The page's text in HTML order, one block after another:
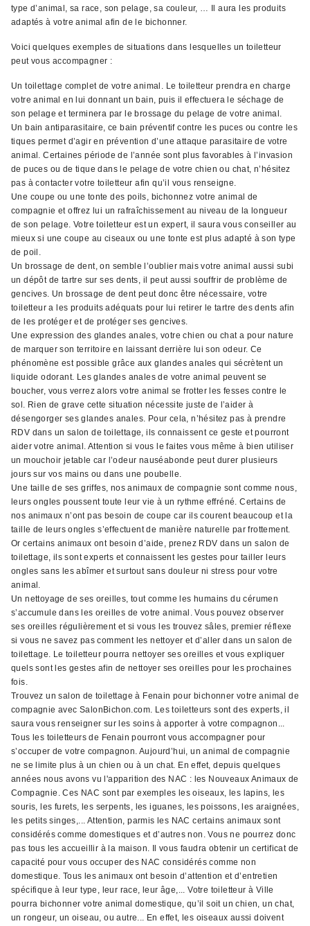
type d’animal, sa race, son pelage, sa couleur, … Il aura les produits
adaptés à votre animal afin de le bichonner.
Voici quelques exemples de situations dans lesquelles un toiletteur
peut vous accompagner :
Un toilettage complet de votre animal. Le toiletteur prendra en charge
votre animal en lui donnant un bain, puis il effectuera le séchage de
son pelage et terminera par le brossage du pelage de votre animal.
Un bain antiparasitaire, ce bain préventif contre les puces ou contre les
tiques permet d’agir en prévention d’une attaque parasitaire de votre
animal. Certaines période de l’année sont plus favorables à l’invasion
de puces ou de tique dans le pelage de votre chien ou chat, n’hésitez
pas à contacter votre toiletteur afin qu’il vous renseigne.
Une coupe ou une tonte des poils, bichonnez votre animal de
compagnie et offrez lui un rafraîchissement au niveau de la longueur
de son pelage. Votre toiletteur est un expert, il saura vous conseiller au
mieux si une coupe au ciseaux ou une tonte est plus adapté à son type
de poil.
Un brossage de dent, on semble l’oublier mais votre animal aussi subi
un dépôt de tartre sur ses dents, il peut aussi souffrir de problème de
gencives. Un brossage de dent peut donc être nécessaire, votre
toiletteur a les produits adéquats pour lui retirer le tartre des dents afin
de les protéger et de protéger ses gencives.
Une expression des glandes anales, votre chien ou chat a pour nature
de marquer son territoire en laissant derrière lui son odeur. Ce
phénomène est possible grâce aux glandes anales qui sécrètent un
liquide odorant. Les glandes anales de votre animal peuvent se
boucher, vous verrez alors votre animal se frotter les fesses contre le
sol. Rien de grave cette situation nécessite juste de l’aider à
désengorger ses glandes anales. Pour cela, n’hésitez pas à prendre
RDV dans un salon de toilettage, ils connaissent ce geste et pourront
aider votre animal. Attention si vous le faites vous même à bien utiliser
un mouchoir jetable car l’odeur nauséabonde peut durer plusieurs
jours sur vos mains ou dans une poubelle.
Une taille de ses griffes, nos animaux de compagnie sont comme nous,
leurs ongles poussent toute leur vie à un rythme effréné. Certains de
nos animaux n’ont pas besoin de coupe car ils courent beaucoup et la
taille de leurs ongles s’effectuent de manière naturelle par frottement.
Or certains animaux ont besoin d’aide, prenez RDV dans un salon de
toilettage, ils sont experts et connaissent les gestes pour tailler leurs
ongles sans les abîmer et surtout sans douleur ni stress pour votre
animal.
Un nettoyage de ses oreilles, tout comme les humains du cérumen
s’accumule dans les oreilles de votre animal. Vous pouvez observer
ses oreilles régulièrement et si vous les trouvez sâles, premier réflexe
si vous ne savez pas comment les nettoyer et d’aller dans un salon de
toilettage. Le toiletteur pourra nettoyer ses oreilles et vous expliquer
quels sont les gestes afin de nettoyer ses oreilles pour les prochaines
fois.
Trouvez un salon de toilettage à Fenain pour bichonner votre animal de
compagnie avec SalonBichon.com. Les toiletteurs sont des experts, il
saura vous renseigner sur les soins à apporter à votre compagnon...
Tous les toiletteurs de Fenain pourront vous accompagner pour
s’occuper de votre compagnon. Aujourd’hui, un animal de compagnie
ne se limite plus à un chien ou à un chat. En effet, depuis quelques
années nous avons vu l'apparition des NAC : les Nouveaux Animaux de
Compagnie. Ces NAC sont par exemples les oiseaux, les lapins, les
souris, les furets, les serpents, les iguanes, les poissons, les araignées,
les petits singes,... Attention, parmis les NAC certains animaux sont
considérés comme domestiques et d’autres non. Vous ne pourrez donc
pas tous les accueillir à la maison. Il vous faudra obtenir un certificat de
capacité pour vous occuper des NAC considérés comme non
domestique. Tous les animaux ont besoin d’attention et d’entretien
spécifique à leur type, leur race, leur âge,... Votre toiletteur à Ville
pourra bichonner votre animal domestique, qu’il soit un chien, un chat,
un rongeur, un oiseau, ou autre... En effet, les oiseaux aussi doivent